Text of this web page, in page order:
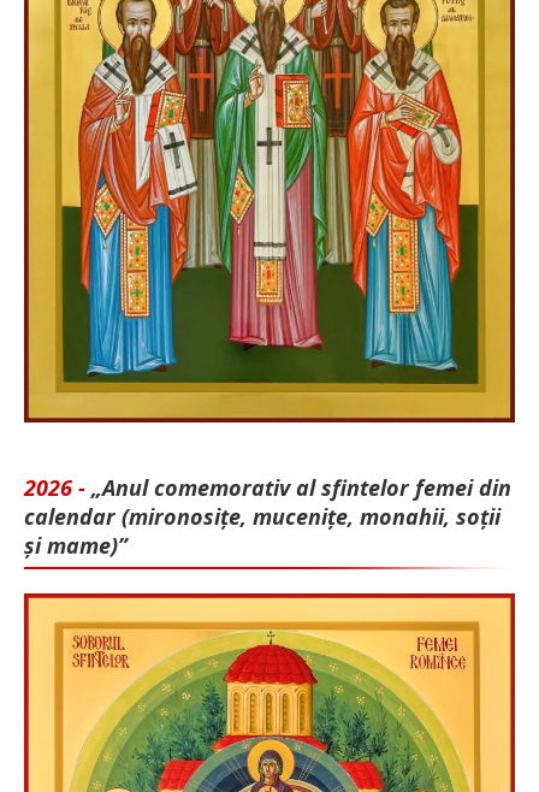
2026 - „Anul comemorativ al sfintelor femei din
calendar (mironosițe, mu­cenițe, monahii, soții
și mame)”